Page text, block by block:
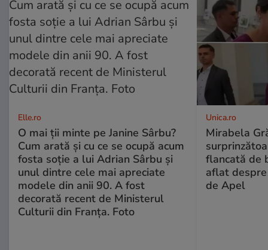
Elle.ro
O mai ții minte pe Janine Sârbu?
Cum arată și cu ce se ocupă acum
fosta soție a lui Adrian Sârbu și
unul dintre cele mai apreciate
modele din anii 90. A fost
decorată recent de Ministerul
Culturii din Franța. Foto
Unica.ro
Mirabela
flancată de
aflat
de Apel